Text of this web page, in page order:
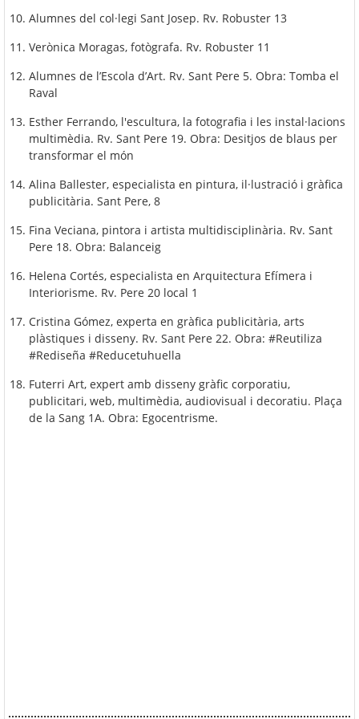
Alumnes del col·legi Sant Josep. Rv. Robuster 13
Verònica Moragas, fotògrafa. Rv. Robuster 11
Alumnes de l’Escola d’Art. Rv. Sant Pere 5. Obra: Tomba el
Raval
Esther Ferrando, l'escultura, la fotografia i les instal·lacions
multimèdia. Rv. Sant Pere 19. Obra: Desitjos de blaus per
transformar el món
Alina Ballester, especialista en pintura, il·lustració i gràfica
publicitària. Sant Pere, 8
Fina Veciana, pintora i artista multidisciplinària. Rv. Sant
Pere 18. Obra: Balanceig
Helena Cortés, especialista en Arquitectura Efímera i
Interiorisme. Rv. Pere 20 local 1
Cristina Gómez, experta en gràfica publicitària, arts
plàstiques i disseny. Rv. Sant Pere 22. Obra: #Reutiliza
#Rediseña #Reducetuhuella
Futerri Art, expert amb disseny gràfic corporatiu,
publicitari, web, multimèdia, audiovisual i decoratiu. Plaça
de la Sang 1A. Obra: Egocentrisme.